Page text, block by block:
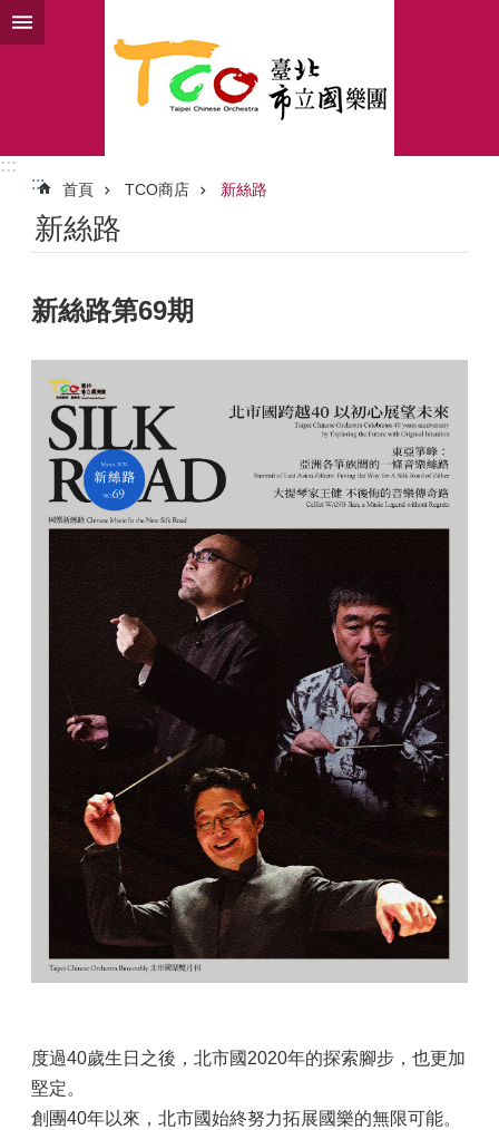
跳到主要內容區塊
:::
:::
首頁 TCO商店 新絲路
新絲路
新絲路第69期
度過40歲生日之後，北市國2020年的探索腳步，也更加
堅定。
創團40年以來，北市國始終努力拓展國樂的無限可能。